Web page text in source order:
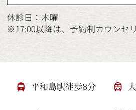
休診日：木曜
※17:00以降は、予約制カウンセリ
平和島駅徒歩8分